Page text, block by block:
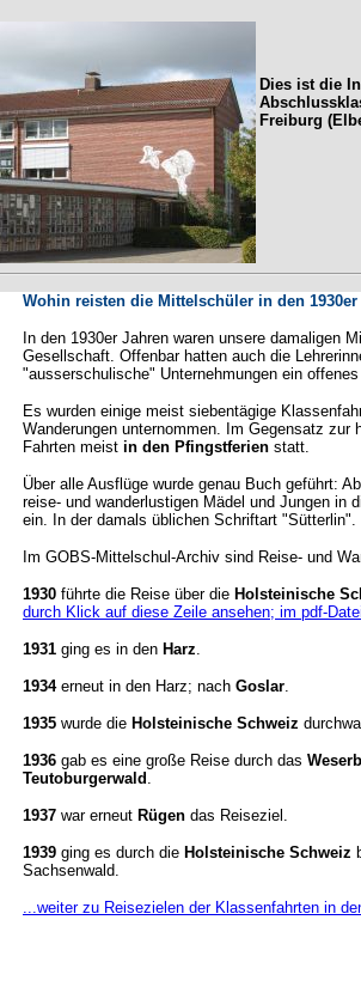
Dies ist die
Freiburg
Wohin reisten die Mittelschüler in den 1930er
In den 1930er Jahren waren unsere damaligen
Gesellschaft. Offenbar hatten auch die
"ausserschulische" Unternehmungen ein offenes
Es wurden einige meist siebentägige
Wanderungen unternommen. Im Gegensatz zur
Fahrten meist in den Pfingstferien statt.
Über alle Ausflüge wurde genau Buch geführt:
reise- und wanderlustigen Mädel und Jungen in
ein. In der damals üblichen Schriftart "Sütterlin".
Im GOBS-Mittelschul-Archiv sind Reise- und
1930 führte die Reise über die Holsteinische
durch Klick auf diese Zeile ansehen; im pdf-
1931 ging es in den Harz.
1934erneut in den Harz; nach Goslar.
1935 wurde die Holsteinische Schweiz
1936 gab es eine große Reise durch das
Teutoburgerwald .
1937 war erneut Rügen das Reiseziel.
1939 ging es durch die Holsteinische Schweiz
Sachsenwald.
...weiter zu Reisezielen der Klassenfahrten in